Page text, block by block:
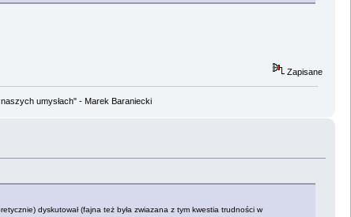
Zapisane
umysłach" - Marek Baraniecki
dyskutował (fajna też była zwiazana z tym kwestia trudności w